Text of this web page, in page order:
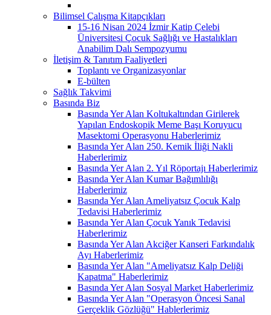
Bilimsel Çalışma Kitapçıkları
15-16 Nisan 2024 İzmir Katip Çelebi
Üniversitesi Çocuk Sağlığı ve Hastalıkları
Anabilim Dalı Sempozyumu
İletişim & Tanıtım Faaliyetleri
Toplantı ve Organizasyonlar
E-bülten
Sağlık Takvimi
Basında Biz
Basında Yer Alan Koltukaltından Girilerek
Yapılan Endoskopik Meme Başı Koruyucu
Masektomi Operasyonu Haberlerimiz
Basında Yer Alan 250. Kemik İliği Nakli
Haberlerimiz
Basında Yer Alan 2. Yıl Röportajı Haberlerimiz
Basında Yer Alan Kumar Bağımlılığı
Haberlerimiz
Basında Yer Alan Ameliyatsız Çocuk Kalp
Tedavisi Haberlerimiz
Basında Yer Alan Çocuk Yanık Tedavisi
Haberlerimiz
Basında Yer Alan Akciğer Kanseri Farkındalık
Ayı Haberlerimiz
Basında Yer Alan "Ameliyatsız Kalp Deliği
Kapatma" Haberlerimiz
Basında Yer Alan Sosyal Market Haberlerimiz
Basında Yer Alan "Operasyon Öncesi Sanal
Gerçeklik Gözlüğü" Hablerlerimiz